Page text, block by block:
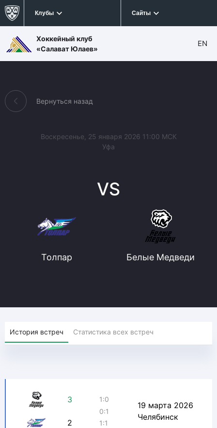
Клубы Сайты
Хоккейный клуб
«Салават Юлаев»
EN
Вернуться назад
Толпар
Воскресенье, 25 января 2026 11:00 МСК
Уфа
VS
Белые Медведи
История встреч Статистика всех встреч
3
2
1:0
0:1
1:1
19 марта 2026
Челябинск